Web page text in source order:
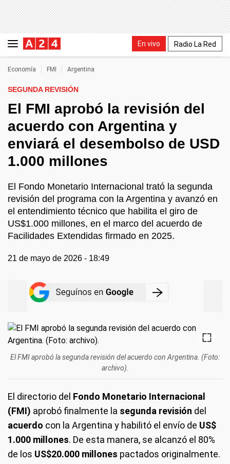
En vivo Radio La Red
Economía FMI Argentina
SEGUNDA REVISIÓN
El FMI aprobó la revisión del
acuerdo con Argentina y
enviará el desembolso de USD
1.000 millones
El Fondo Monetario Internacional trató la segunda
revisión del programa con la Argentina y avanzó en
el entendimiento técnico que habilita el giro de
US$1.000 millones, en el marco del acuerdo de
Facilidades Extendidas firmado en 2025.
21 de mayo de 2026 - 18:49
El FMI aprobó la segunda revisión del acuerdo con Argentina. (Foto:
archivo).
El directorio del Fondo Monetario Internacional
(FMI) aprobó finalmente la segunda revisión del
acuerdo con la Argentina y habilitó el envío de US$
1.000 millones. De esta manera, se alcanzó el 80%
de los US$20.000 millones pactados originalmente.